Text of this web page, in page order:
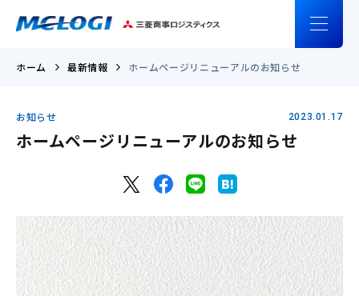
ホーム 最新情報 ホームページリニューアルのお知らせ
お知らせ 2023.01.17
ホームページリニューアルのお知らせ